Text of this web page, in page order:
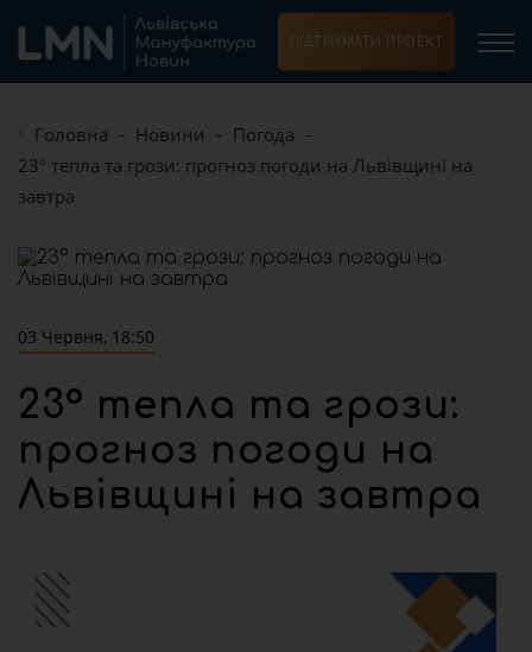
ПІДТРИМАТИ ПРОЕКТ
Головна Новини
Погода
23° тепла та грози: прогноз погоди на Львівщині на
завтра
03 Червня, 18:50
23° тепла та грози:
прогноз погоди на
Львівщині на завтра